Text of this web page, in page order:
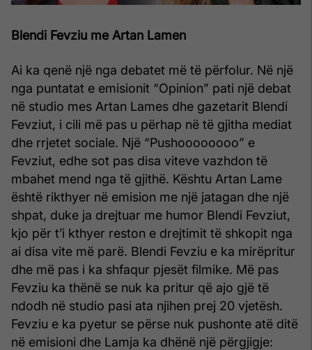
Blendi Fevziu me Artan Lamen
Ai ka qenë një nga debatet më të përfolur. Në një
nga puntatat e emisionit “Opinion” pati një debat
në studio mes Artan Lames dhe gazetarit Blendi
Fevziut, i cili më pas u përhap në të gjitha mediat
dhe rrjetet sociale. Një “Pushoooooooo” e
Fevziut, edhe sot pas disa viteve vazhdon të
mbahet mend nga të gjithë. Kështu Artan Lame
është rikthyer në emision me një jatagan dhe një
shpat, duke ja drejtuar me humor Blendi Fevziut,
kjo për t’i kthyer reston e drejtimit të shkopit nga
ai disa vite më parë. Blendi Fevziu e ka mirëpritur
dhe më pas i ka shfaqur pjesët filmike. Më pas
Fevziu ka thënë se nuk ka pritur që ajo gjë të
ndodh në studio pasi ata njihen prej 20 vjetësh.
Fevziu e ka pyetur se përse nuk pushonte atë ditë
në emisioni dhe Lamja ka dhënë një përgjigje: